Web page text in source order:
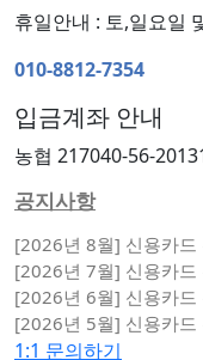
휴일안내 : 토,일요일
010-8812-7354
입금계좌 안내
농협 217040-56-
공지사항
[2026년 8월] 신용카드
[2026년 7월] 신용카드
[2026년 6월] 신용카드
[2026년 5월] 신용카드
1:1 문의하기